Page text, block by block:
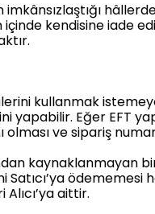
kendisine iade
kullanmak
yapabilir. Eğer EFT
ve sipariş
ödememesi
aittir.